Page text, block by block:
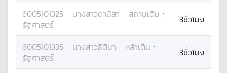
6005101325 นางสาวดานิสา สถานเดิม :
รัฐศาสตร์
3ชั่วโมง
6005101335 นางสาวธิติมา หล้าเต็น :
รัฐศาสตร์
3ชั่วโมง